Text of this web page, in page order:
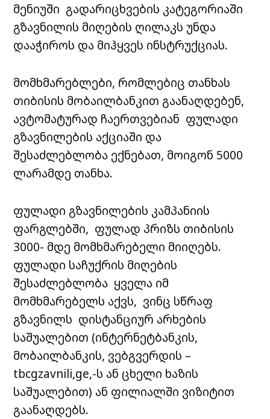
მენიუში გადარიცხვების კატეგორიაში
გზავნილის მიღების ღილაკს უნდა
დააჭიროს და მიჰყვეს ინსტრუქციას.
მომხმარებლები, რომლებიც თანხას
თიბისის მობაილბანკით გაანაღდებენ,
ავტომატურად ჩაერთვებიან ფულადი
გზავნილების აქციაში და
შესაძლებლობა ექნებათ, მოიგონ 5000
ლარამდე თანხა.
ფულადი გზავნილების კამპანიის
ფარგლებში, ფულად პრიზს თიბისის
3000- მდე მომხმარებელი მიიღებს.
ფულადი საჩუქრის მიღების
შესაძლებლობა ყველა იმ
მომხმარებელს აქვს, ვინც სწრაფ
გზავნილს დისტანციურ არხების
საშუალებით (ინტერნეტბანკის,
მობაილბანკის, ვებგვერდის –
tbcgzavnili,ge,-ს ან ცხელი ხაზის
საშუალებით) ან ფილიალში ვიზიტით
გაანაღდებს.